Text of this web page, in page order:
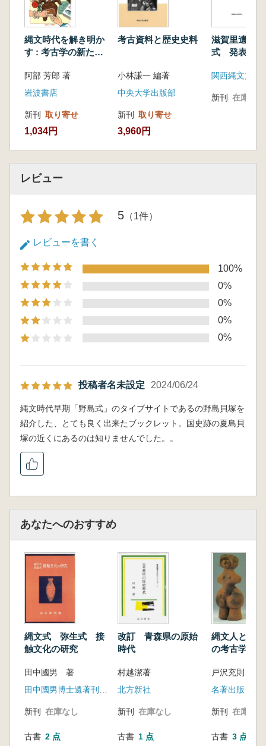
縄文人のアクセサリー
コラム ツノガイ製の貝製品
野島貝塚に行ってみよう 野島公園
縄文時代を解き明か
す : 考古学の新たな
阿部 芳郎 著
岩波書店
新刊 取り寄せ
1,034円
考古資料と歴史史料
小林謙一 編著
中央大学出版部
新刊 取り寄せ
3,960円
滋賀里遺跡
式 発表要旨
関西縄文文化
新刊 在庫なし
レビュー
5 （1件）
レビューを書く
100%
0%
0%
0%
0%
投稿者名未設定 2024/06/24
縄文時代早期「野島式」のタイブサイトであるの野島貝塚を
紹介した、とても良く出来たブックレット。国史跡の夏島貝
塚の近くにあるのは知りませんでした。。
あなたへのおすすめ
縄文式 弥生式 接
触文化の研究
田中國男 著
新刊 在庫なし
古書 2 点
改訂 青森県の原始
時代
村越潔著
北方新社
新刊 在庫なし
古書 1 点
縄文人との
の考古学手帖
戸沢充則 著
名著出版
新刊 在庫なし
古書 3 点